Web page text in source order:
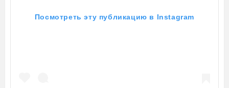
Посмотреть эту публикацию в Instagram